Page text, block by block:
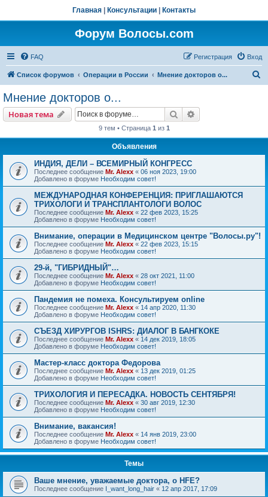
Главная Консультации Контакты
Форум Волосы.com
FAQ Вход
Регистрация
Список форумов Операции в России Мнение докторов о...
Мнение докторов о...
Новая тема Поиск
9 тем • Страница 1 из 1
Объявления
ИНДИЯ, ДЕЛИ – ВСЕМИРНЫЙ КОНГРЕСС
Последнее сообщение Mr. Alexx « 06 ноя 2023, 19:00
Добавлено в форуме Необходим совет!
МЕЖДУНАРОДНАЯ КОНФЕРЕНЦИЯ: ПРИГЛАШАЮТСЯ
ТРИХОЛОГИ И ТРАНСПЛАНТОЛОГИ ВОЛОС
Последнее сообщение Mr. Alexx « 22 фев 2023, 15:25
Добавлено в форуме Необходим совет!
Внимание, операции в Медицинском центре "Волосы.ру"!
Последнее сообщение Mr. Alexx « 22 фев 2023, 15:15
Добавлено в форуме Необходим совет!
29-й, "ГИБРИДНЫЙ"…
Последнее сообщение Mr. Alexx « 28 окт 2021, 11:00
Добавлено в форуме Необходим совет!
Пандемия не помеха. Консультируем online
Последнее сообщение Mr. Alexx « 14 апр 2020, 11:30
Добавлено в форуме Необходим совет!
СЪЕЗД ХИРУРГОВ ISHRS: ДИАЛОГ В БАНГКОКЕ
Последнее сообщение Mr. Alexx « 14 дек 2019, 18:05
Добавлено в форуме Необходим совет!
Мастер-класс доктора Федорова
Последнее сообщение Mr. Alexx « 13 дек 2019, 01:25
Добавлено в форуме Необходим совет!
ТРИХОЛОГИЯ И ПЕРЕСАДКА. НОВОСТЬ СЕНТЯБРЯ!
Последнее сообщение Mr. Alexx « 30 авг 2019, 12:30
Добавлено в форуме Необходим совет!
Внимание, вакансия!
Последнее сообщение Mr. Alexx « 14 янв 2019, 23:00
Добавлено в форуме Необходим совет!
Темы
Ваше мнение, уважаемые доктора, о HFE?
Последнее сообщение I_want_long_hair « 12 апр 2017, 17:09